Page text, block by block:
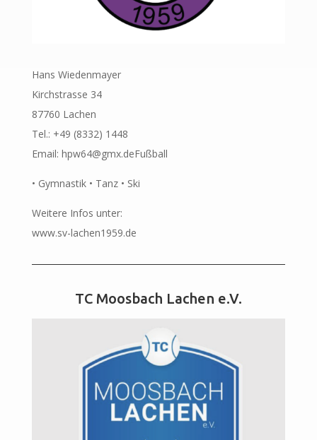
Hans Wiedenmayer
Kirchstrasse 34
87760 Lachen
Tel.: +49 (8332) 1448
Email: hpw64@gmx.deFußball
• Gymnastik • Tanz • Ski
Weitere Infos unter:
www.sv-lachen1959.de
TC Moosbach Lachen e.V.